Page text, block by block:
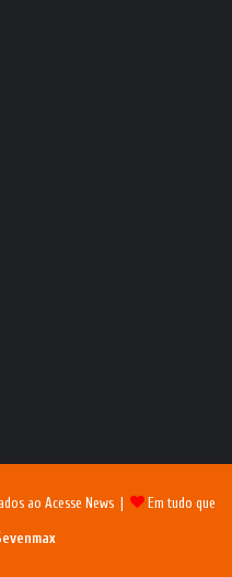
ao Acesse News | Em tudo que